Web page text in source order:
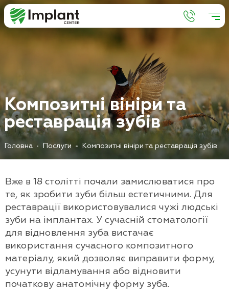
Композитні вінірита
реставрація зубів
Головна Послуги Композитні вініри та реставрація зубів
Вже в 18 столітті почали замислюватися про
те, як зробити зуби більш естетичними. Для
реставрації використовувалися чужі людські
зуби на імплантах. У сучасній стоматології
для відновлення зуба вистачає
використання сучасного композитного
матеріалу, який дозволяє виправити форму,
усунути відламування або відновити
початкову анатомічну форму зуба.